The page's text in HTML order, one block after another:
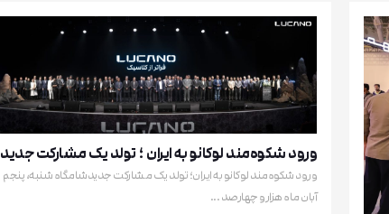
ورود شکوه‌مند لوکانو به ایران ؛ تولد یک مشارکت جدید
ورود شکوه‌مند لوکانو به ایران؛ تولد یک مشارکت جدیدشامگاه شنبه، پنجم
آبان ماه هزارو چهارصد ...